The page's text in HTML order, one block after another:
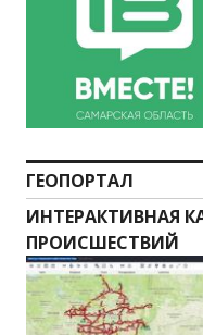
ГЕОПОРТАЛ
ИНТЕРАКТИВНАЯ
ПРОИСШЕСТВИЙ